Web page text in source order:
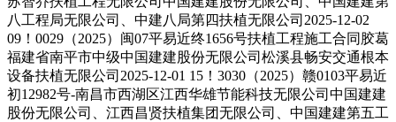
八工程局无限公司、中建八局第四扶植无限公司2025-12-02
09！0029（2025）闽07平易近终1656号扶植工程施工合同胶葛
福建省南平市中级中国建建股份无限公司松溪县畅安交通根本
设备扶植无限公司2025-12-01 15！3030（2025）赣0103平易近
初12982号-南昌市西湖区江西华雄节能科技无限公司中国建建
股份无限公司、江西昌贤扶植集团无限公司、中国建建第五工